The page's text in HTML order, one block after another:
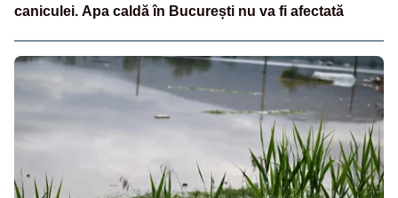
caniculei. Apa caldă în București nu va fi afectată